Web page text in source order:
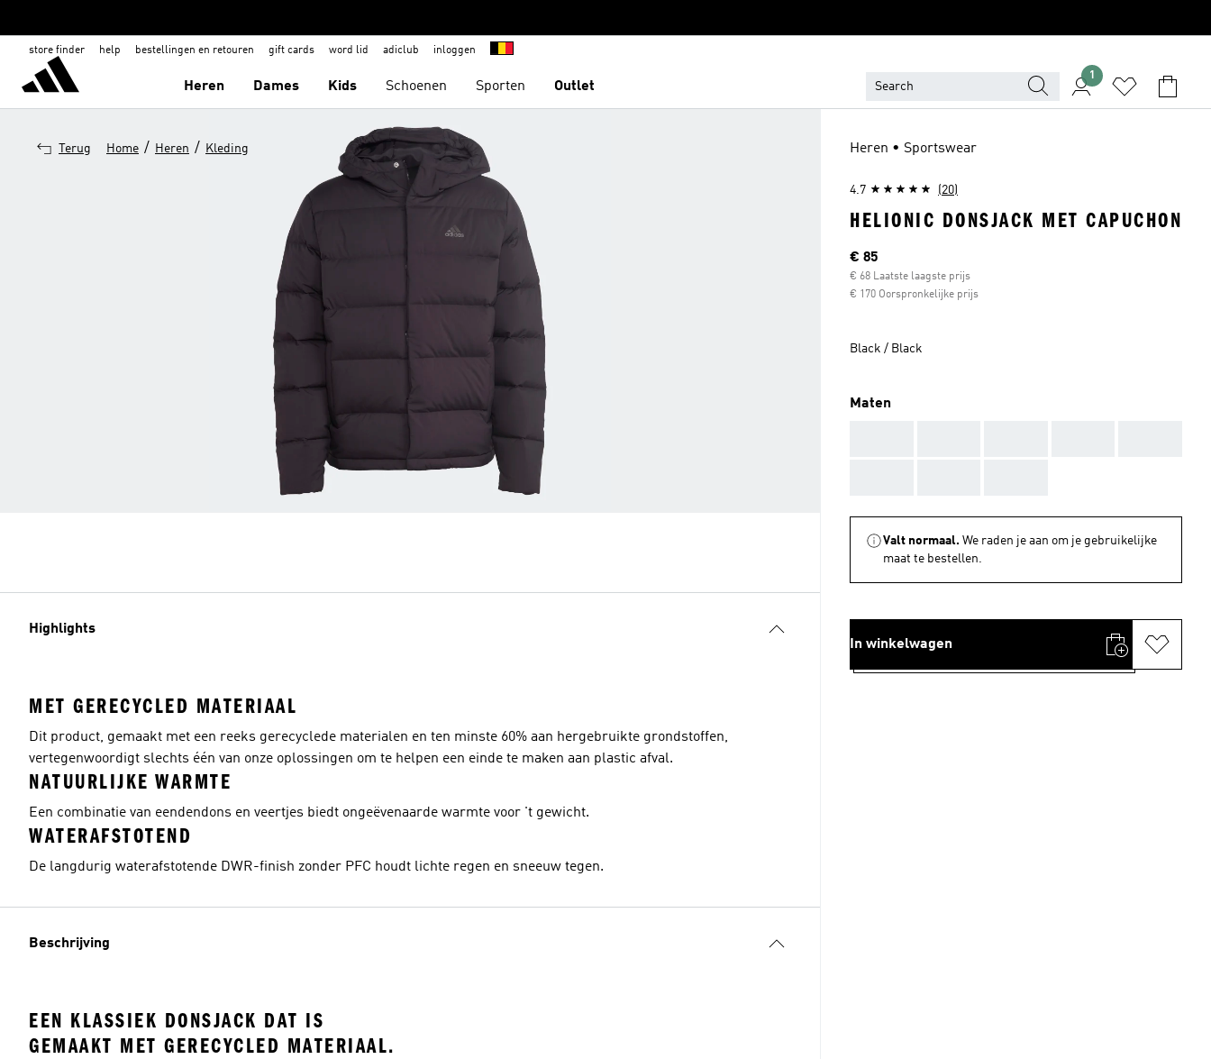
store finder help bestellingen en retouren gift cards word lid adiclub inloggen
Heren Dames Kids Schoenen Sporten Outlet
1
Terug Home / Heren / Kleding
Highlights
MET GERECYCLED MATERIAAL
Dit product, gemaakt met een reeks gerecyclede materialen en ten minste 60% aan hergebruikte grondstoffen,
vertegenwoordigt slechts één van onze oplossingen om te helpen een einde te maken aan plastic afval.
NATUURLIJKE WARMTE
Een combinatie van eendendons en veertjes biedt ongeëvenaarde warmte voor 't gewicht.
WATERAFSTOTEND
De langdurig waterafstotende DWR-finish zonder PFC houdt lichte regen en sneeuw tegen.
Beschrijving
EEN KLASSIEK DONSJACK DAT IS
GEMAAKT MET GERECYCLED MATERIAAL.
Heren • Sportswear
4.7 (20)
HELIONIC DONSJACK MET CAPUCHON
Current price
€ 85
€ 68 Laatste laagste prijs
€ 170 Oorspronkelijke prijs
Black / Black
Maten
Valt normaal. We raden je aan om je gebruikelijke
maat te bestellen.
In winkelwagen